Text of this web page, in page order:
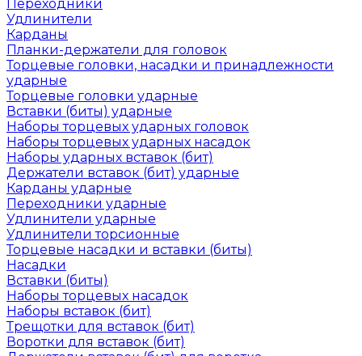
Переходники
Удлинители
Карданы
Планки-держатели для головок
Торцевые головки, насадки и принадлежности
ударные
Торцевые головки ударные
Вставки (биты) ударные
Наборы торцевых ударных головок
Наборы торцевых ударных насадок
Наборы ударных вставок (бит)
Держатели вставок (бит) ударные
Карданы ударные
Переходники ударные
Удлинители ударные
Удлинители торсионные
Торцевые насадки и вставки (биты)
Насадки
Вставки (биты)
Наборы торцевых насадок
Наборы вставок (бит)
Трещотки для вставок (бит)
Воротки для вставок (бит)